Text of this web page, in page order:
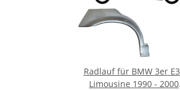
Radlauf für BMW 3er
Limousine 1990 - 2000